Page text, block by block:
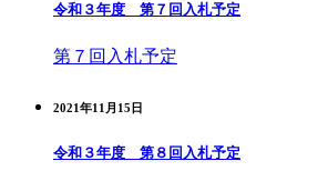
令和３年度 第７回入札予定
第７回入札予定
2021年11月15日
令和３年度 第８回入札予定